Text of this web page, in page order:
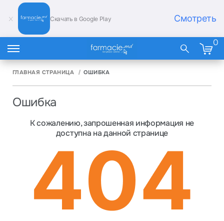
Скачать в Google Play Смотреть
0
ГЛАВНАЯ СТРАНИЦА ОШИБКА
Ошибка
К сожалению, запрошенная информация не
доступна на данной странице